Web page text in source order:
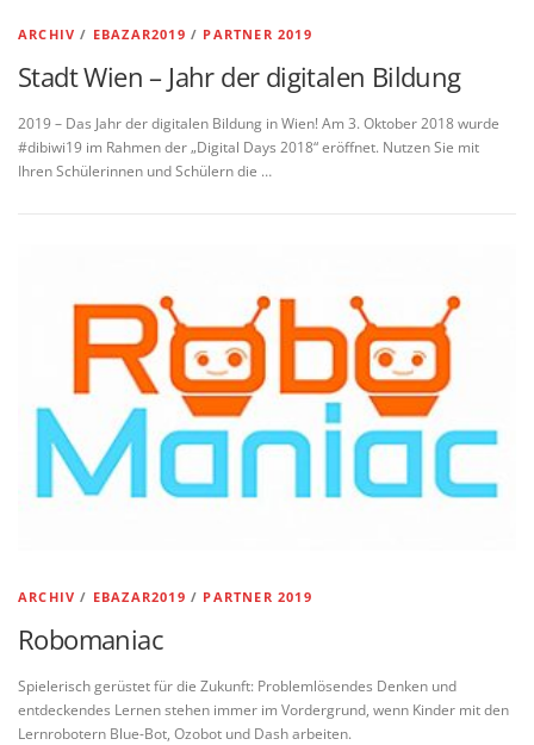
ARCHIV / EBAZAR2019 / PARTNER 2019
Stadt Wien – Jahr der digitalen Bildung
2019 – Das Jahr der digitalen Bildung in Wien! Am 3. Oktober 2018 wurde
#dibiwi19 im Rahmen der „Digital Days 2018“ eröffnet. Nutzen Sie mit
Ihren Schülerinnen und Schülern die …
ARCHIV / EBAZAR2019 / PARTNER 2019
Robomaniac
Spielerisch gerüstet für die Zukunft: Problemlösendes Denken und
entdeckendes Lernen stehen immer im Vordergrund, wenn Kinder mit den
Lernrobotern Blue-Bot, Ozobot und Dash arbeiten.